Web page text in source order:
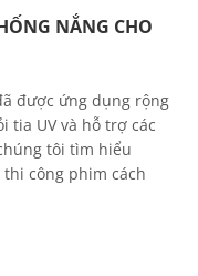
NẮNG CHO
được ứng dụng rộng
tia UV và hỗ trợ các
tôi tìm hiểu
công phim cách